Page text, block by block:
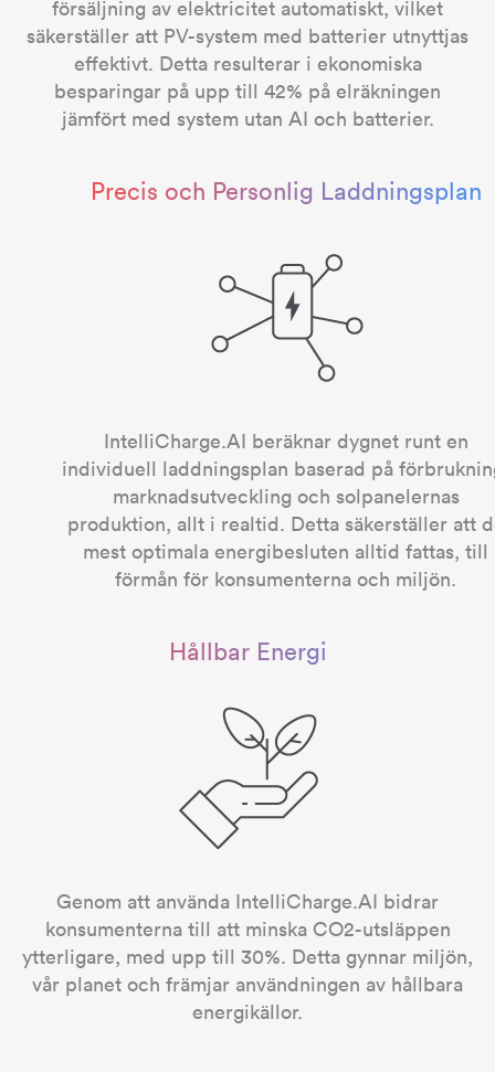
försäljning av elektricitet automatiskt, vilket
säkerställer att PV-system med batterier utnyttjas
effektivt. Detta resulterar i ekonomiska
besparingar på upp till 42% på elräkningen
jämfört med system utan AI och batterier.
Precis och Personlig Laddningsplan
IntelliCharge.AI beräknar dygnet runt en
individuell laddningsplan baserad på
marknadsutveckling och solpanelernas
produktion, allt i realtid. Detta säkerställer att
mest optimala energibesluten alltid fattas, till
förmån för konsumenterna och miljön.
Hållbar Energi
Genom att använda IntelliCharge.AI bidrar
konsumenterna till att minska CO2-utsläppen
ytterligare, med upp till 30%. Detta gynnar miljön,
vår planet och främjar användningen av hållbara
energikällor.